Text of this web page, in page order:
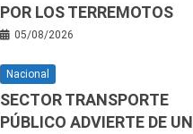
POR LOS TERREMOTOS
05/08/2026
Nacional
SECTOR TRANSPORTE
PÚBLICO ADVIERTE DE UN